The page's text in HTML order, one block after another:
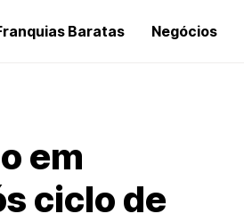
Baratas Negócios
em
ciclo de